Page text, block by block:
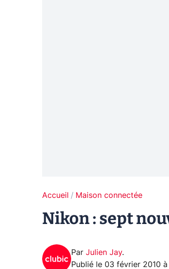
Accueil Maison connectée
Nikon : sept
Par Julien Jay.
Publié le 03 février 2010 à